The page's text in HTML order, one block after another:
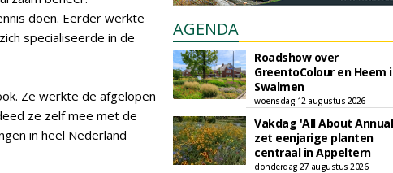
doen. Eerder werkte
specialiseerde in de
Ze werkte de afgelopen
ze zelf mee met de
in heel Nederland
AGENDA
Roadshow over
GreentoColour en Heem
Swalmen
woensdag 12 augustus 2026
Vakdag 'All About
zet eenjarige planten
centraal in Appeltern
donderdag 27 augustus 2026